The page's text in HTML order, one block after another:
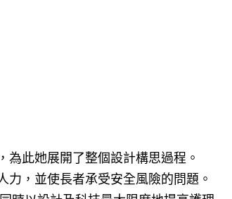
為此她展開了整個設計構思過程。
，並使長者承受安全風險的問題。